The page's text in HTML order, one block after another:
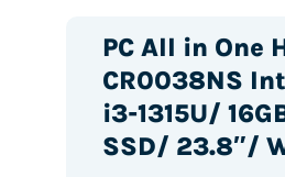
PC All in One
CR0038NS
i3-1315U/
SSD/ 23.8″/